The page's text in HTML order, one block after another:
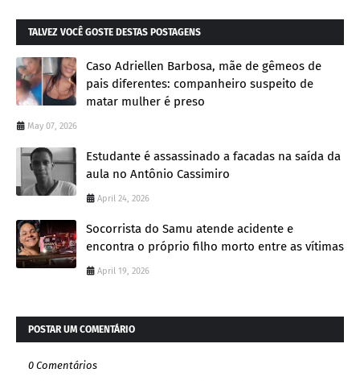
TALVEZ VOCÊ GOSTE DESTAS POSTAGENS
Caso Adriellen Barbosa, mãe de gêmeos de
pais diferentes: companheiro suspeito de
matar mulher é preso
May 07, 2026
Estudante é assassinado a facadas na saída da
aula no Antônio Cassimiro
April 24, 2026
Socorrista do Samu atende acidente e
encontra o próprio filho morto entre as vítimas
April 19, 2026
POSTAR UM COMENTÁRIO
0 Comentários